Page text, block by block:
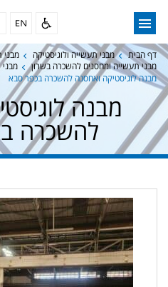
דף הבית מבני תעשייה ולוגיסטיקה
מבני
מבני תעשייה ומחסנים להשכרה בשרון
מבנה לוגיסטיקה ואחסנה להשכרה בכפר סבא
מבנה
להשכרה